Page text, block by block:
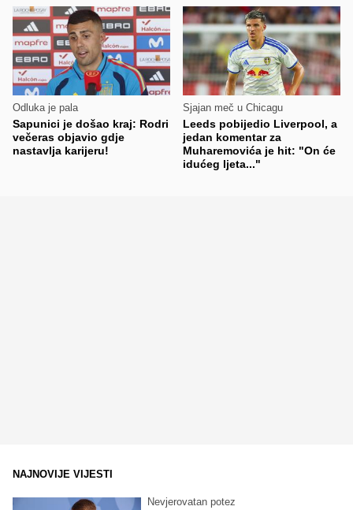
Odluka je pala
Sapunici je došao kraj: Rodri
večeras objavio gdje
nastavlja karijeru!
Sjajan meč u Chicagu
Leeds pobijedio Liverpool, a
jedan komentar za
Muharemovića je hit: "On će
idućeg ljeta..."
NAJNOVIJE VIJESTI
Nevjerovatan potez